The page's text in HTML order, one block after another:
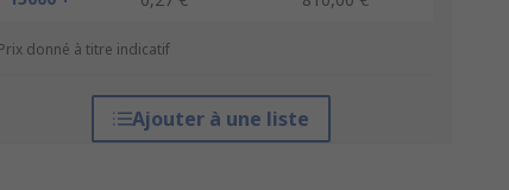
donné à titre indicatif
Ajouter à une liste